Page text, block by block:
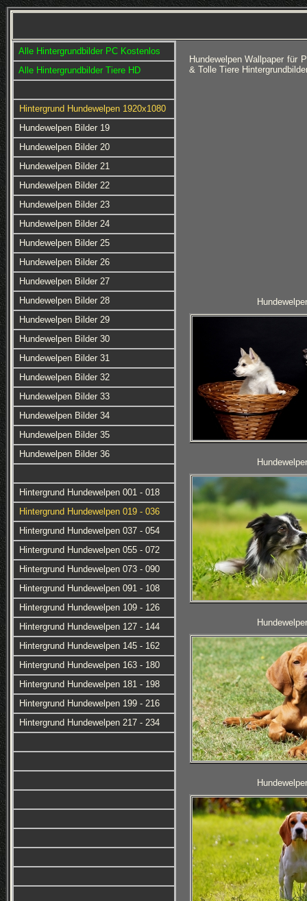
Alle Hintergrundbilder PC Kostenlos
Alle Hintergrundbilder Tiere HD
Hintergrund Hundewelpen 1920x1080
Hundewelpen Bilder 19
Hundewelpen Bilder 20
Hundewelpen Bilder 21
Hundewelpen Bilder 22
Hundewelpen Bilder 23
Hundewelpen Bilder 24
Hundewelpen Bilder 25
Hundewelpen Bilder 26
Hundewelpen Bilder 27
Hundewelpen Bilder 28
Hundewelpen Bilder 29
Hundewelpen Bilder 30
Hundewelpen Bilder 31
Hundewelpen Bilder 32
Hundewelpen Bilder 33
Hundewelpen Bilder 34
Hundewelpen Bilder 35
Hundewelpen Bilder 36
Hintergrund Hundewelpen 001 - 018
Hintergrund Hundewelpen 019 - 036
Hintergrund Hundewelpen 037 - 054
Hintergrund Hundewelpen 055 - 072
Hintergrund Hundewelpen 073 - 090
Hintergrund Hundewelpen 091 - 108
Hintergrund Hundewelpen 109 - 126
Hintergrund Hundewelpen 127 - 144
Hintergrund Hundewelpen 145 - 162
Hintergrund Hundewelpen 163 - 180
Hintergrund Hundewelpen 181 - 198
Hintergrund Hundewelpen 199 - 216
Hintergrund Hundewelpen 217 - 234
Hundewelpen Wallpaper für
& Tolle Tiere